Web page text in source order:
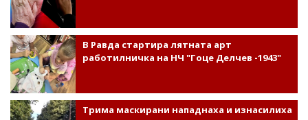
В Равда стартира лятната арт
работилничка на НЧ "Гоце Делчев -1943"
Трима маскирани нападнаха и изнасилиха